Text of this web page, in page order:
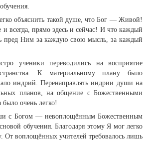
объяснить такой душе, что Бог — Живой!
и всегда, прямо здесь и сейчас! И что каждый
пред Ним за каждую свою мысль, за каждый
ученики переводились на восприятие
К материальному плану было
индрий. Перенаправлять индрии души на
планов, на общение с Божественными
очень легко!
с Богом — невоплощённым Божественным
обучения. Благодаря этому Я мог легко
От воплощённых учителей требовалось лишь